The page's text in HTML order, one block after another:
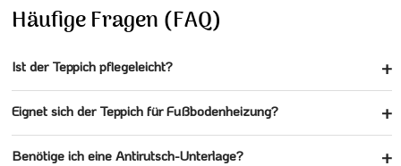
Häufige Fragen (FAQ)
Ist der Teppich pflegeleicht?
Eignet sich der Teppich für Fußbodenheizung?
Benötige ich eine Antirutsch-Unterlage?